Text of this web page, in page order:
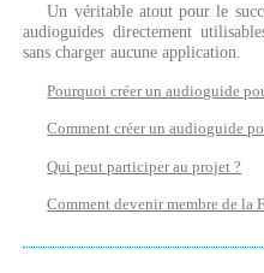
Un véritable atout pour le
audioguides directement
sans charger aucune application.
Pourquoi créer un audioguide
Comment créer un audioguide
Qui peut participer au projet ?
Comment devenir membre de la